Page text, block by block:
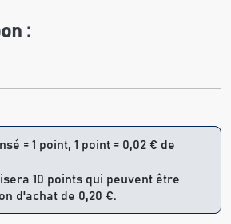
:
= 1 point, 1 point = 0,02 € de
10 points qui peuvent être
d'achat de 0,20 €.